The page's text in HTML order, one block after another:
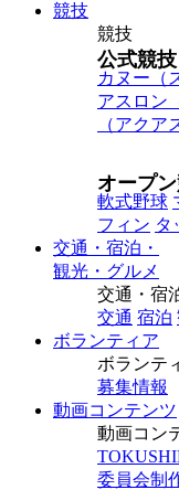
競技
競技
公式競技
カヌー （
アスロン
（アクア
オープ
軟式野球
フィン タ
交通・宿泊・
観光・グルメ
交通・宿
交通 宿泊
ボランティア
ボランテ
募集情報
動画コンテンツ
動画コン
委員会制